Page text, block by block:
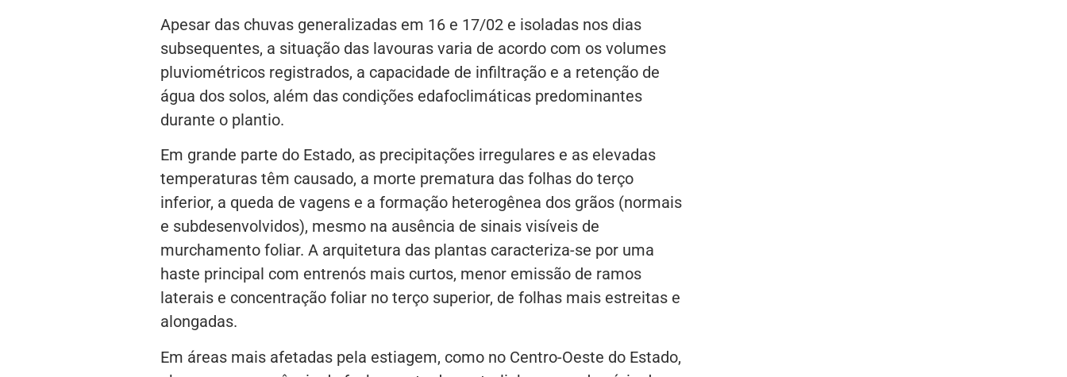
Apesar das chuvas generalizadas em 16 e 17/02 e isoladas nos dias
subsequentes, a situação das lavouras varia de acordo com os volumes
pluviométricos registrados, a capacidade de infiltração e a retenção de
água dos solos, além das condições edafoclimáticas predominantes
durante o plantio.
Em grande parte do Estado, as precipitações irregulares e as elevadas
temperaturas têm causado, a morte prematura das folhas do terço
inferior, a queda de vagens e a formação heterogênea dos grãos (normais
e subdesenvolvidos), mesmo na ausência de sinais visíveis de
murchamento foliar. A arquitetura das plantas caracteriza-se por uma
haste principal com entrenós mais curtos, menor emissão de ramos
laterais e concentração foliar no terço superior, de folhas mais estreitas e
alongadas.
Em áreas mais afetadas pela estiagem, como no Centro-Oeste do Estado,